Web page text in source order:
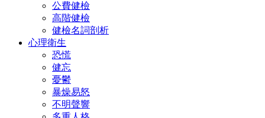
公費健檢
高階健檢
健檢名詞剖析
心理衛生
恐慌
健忘
憂鬱
暴燥易怒
不明聲響